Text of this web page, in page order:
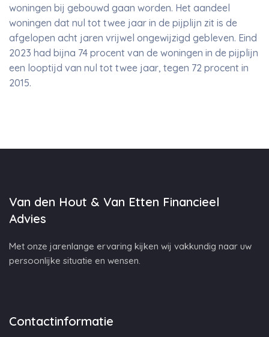
woningen bij gebouwd gaan worden. Het aandeel
woningen dat nul tot twee jaar in de pijplijn zit is de
afgelopen acht jaren vrijwel ongewijzigd gebleven. Eind
2023 had bijna 74 procent van de woningen in de pijplijn
een looptijd van nul tot twee jaar, tegen 72 procent in
2015.
Van den Hout & Van Etten Financieel
Advies
Met onze jarenlange ervaring kijken wij vakkundig naar uw
persoonlijke situatie en wensen.
Contactinformatie